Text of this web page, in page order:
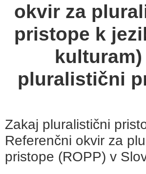
okvir za
pristope k
pluralistični
Zakaj pluralistični
Referenčni okvir za
pristope (ROPP) v